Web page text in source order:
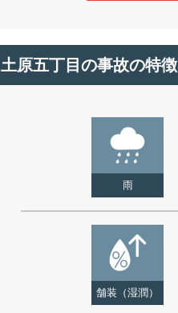
土原五丁目の事故の特徴
雨
舗装（湿潤）